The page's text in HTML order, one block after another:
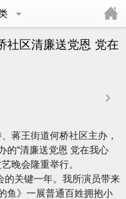
区清廉送党恩 党在
王街道何桥社区主办，
的“清廉送党恩 党在我心
晚会隆重举行。
关键一年。我所演员带来
鱼》一展普通百姓拥抱小